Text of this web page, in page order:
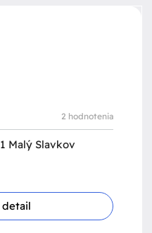
2 hodnotenia
Malý Slavkov
detail